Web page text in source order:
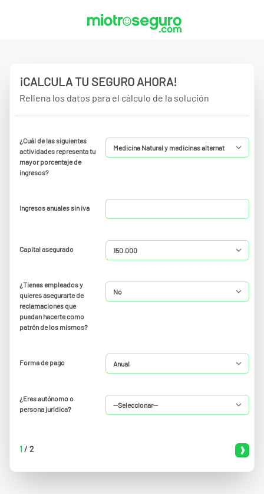
¡CALCULA TU SEGURO AHORA!
Rellena los datos para el cálculo de la solución
¿Cuál de las siguientes
actividades representa tu
mayor porcentaje de
ingresos?
Ingresos anuales sin iva
Capital asegurado
¿Tienes empleados y
quieres asegurarte de
reclamaciones que
puedan hacerte como
patrón de los mismos?
Forma de pago
¿Eres autónomo o
persona jurídica?
1/ 2